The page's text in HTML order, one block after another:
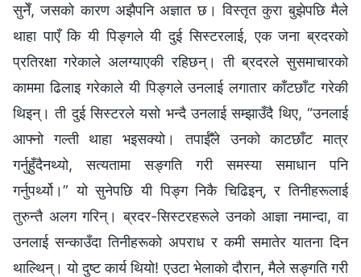
सुनेँ, जसको कारण अझैपनि अज्ञात छ। विस्तृत कुरा बुझेपछि मैले
थाहा पाएँ कि यी पिङ्गले यी दुई सिस्टरलाई, एक जना ब्रदरको
प्रतिरक्षा गरेकाले अलग्याएकी रहिछन्। ती ब्रदरले सुसमाचारको
काममा ढिलाइ गरेकाले यी पिङ्गले उनलाई लगातार काँटछाँट गरेकी
थिइन्। ती दुई सिस्टरले यसो भन्दै उनलाई सम्झाउँदै थिए, “उनलाई
आफ्नो गल्ती थाहा भइसक्यो। तपाईँले उनको काटछाँट मात्र
गर्नुहुँदैनथ्यो, सत्यतामा सङ्गति गरी समस्या समाधान पनि
गर्नुपर्थ्यो।” यो सुनेपछि यी पिङ्ग निकै चिढिइन्, र तिनीहरूलाई
तुरुन्तै अलग गरिन्। ब्रदर-सिस्टरहरूले उनको आज्ञा नमान्दा, वा
उनलाई सन्काउँदा तिनीहरूको अपराध र कमी समातेर यातना दिन
थाल्थिन्। यो दुष्ट कार्य थियो! एउटा भेलाको दौरान, मैले सङ्गति गरी